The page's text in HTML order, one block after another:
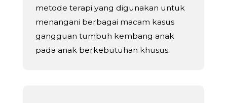
metode terapi yang digunakan untuk
menangani berbagai macam kasus
gangguan tumbuh kembang anak
pada anak berkebutuhan khusus.